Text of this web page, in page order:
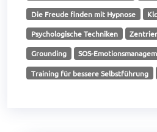
Die Freude finden mit Hypnose
Psychologische Techniken
Grounding SOS-
Training für bessere Selbstführung